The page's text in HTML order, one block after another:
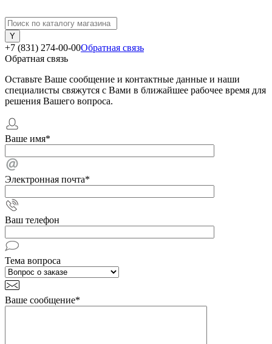
+7 (831) 274-00-00Обратная связь
Обратная связь
Оставьте Ваше сообщение и контактные данные и наши
специалисты свяжутся с Вами в ближайшее рабочее время для
решения Вашего вопроса.
Ваше имя*
Электронная почта*
Ваш телефон
Тема вопроса
Ваше сообщение*